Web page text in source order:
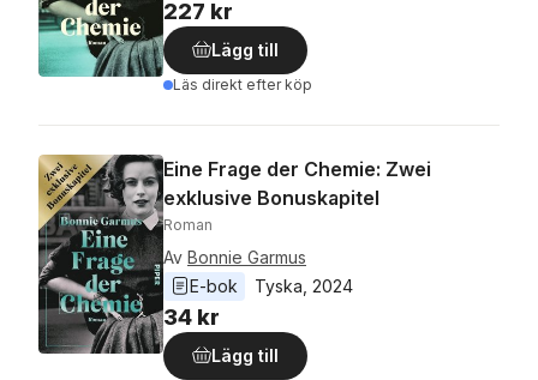
227 kr
Lägg till
Läs direkt efter köp
Eine Frage der Chemie: Zwei
exklusive Bonuskapitel
Roman
Av Bonnie Garmus
E-bok
Tyska 2024
34 kr
Lägg till